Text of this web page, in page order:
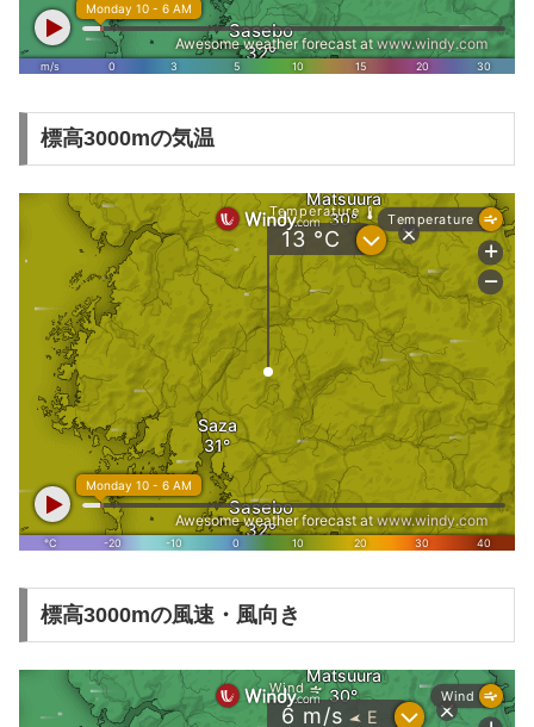
標高3000mの気温
標高3000mの風速・風向き